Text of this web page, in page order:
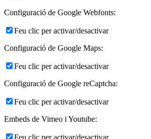
Configuració de Google Webfonts:
Feu clic per activar/desactivar
Configuració de Google Maps:
Feu clic per activar/desactivar
Configuració de Google reCaptcha:
Feu clic per activar/desactivar
Embeds de Vimeo i Youtube:
Feu clic per activar/desactivar